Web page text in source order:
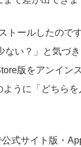
トールしたので
い？」と気づ
版をアンイン
うに「どちら
式サイト版・